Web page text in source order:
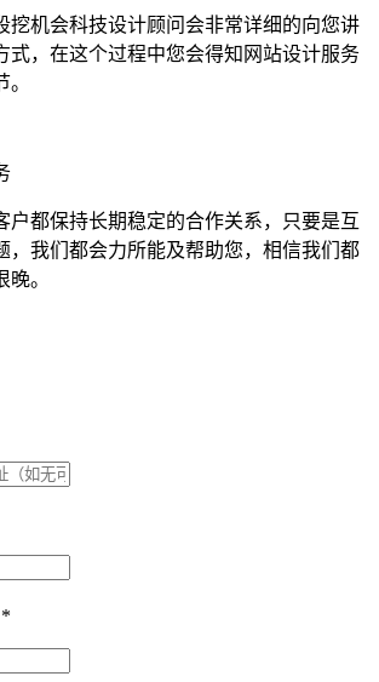
挖机会科技设计顾问会非常详细的向您讲
式，在这个过程中您会得知网站设计服务
户都保持长期稳定的合作关系，只要是互
，我们都会力所能及帮助您，相信我们都
。
*